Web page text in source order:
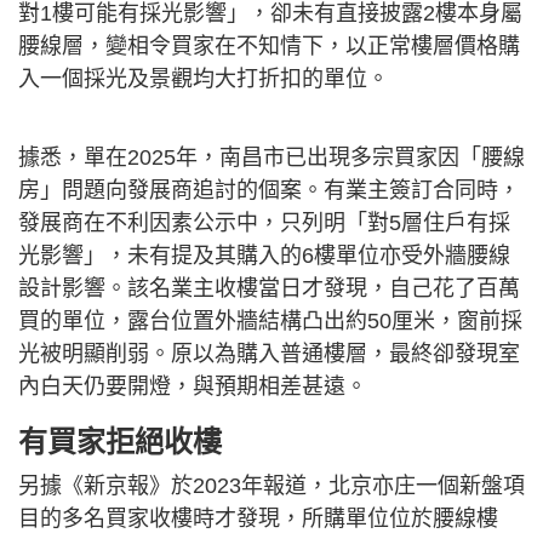
對1樓可能有採光影響」，卻未有直接披露2樓本身屬
腰線層，變相令買家在不知情下，以正常樓層價格購
入一個採光及景觀均大打折扣的單位。
據悉，單在2025年，南昌市已出現多宗買家因「腰線
房」問題向發展商追討的個案。有業主簽訂合同時，
發展商在不利因素公示中，只列明「對5層住戶有採
光影響」，未有提及其購入的6樓單位亦受外牆腰線
設計影響。該名業主收樓當日才發現，自己花了百萬
買的單位，露台位置外牆結構凸出約50厘米，窗前採
光被明顯削弱。原以為購入普通樓層，最終卻發現室
內白天仍要開燈，與預期相差甚遠。
有買家拒絕收樓
另據《新京報》於2023年報道，北京亦庄一個新盤項
目的多名買家收樓時才發現，所購單位位於腰線樓